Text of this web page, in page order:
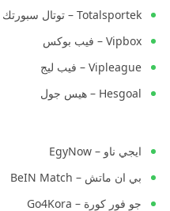
Totalsportek – توتال سبورتك
Vipbox – فيب بوكس
Vipleague – فيب ليج
Hesgoal – هيس جول
ايجي ناو – EgyNow
بي ان ماتش – BeIN Match
جو فور كورة – Go4Kora